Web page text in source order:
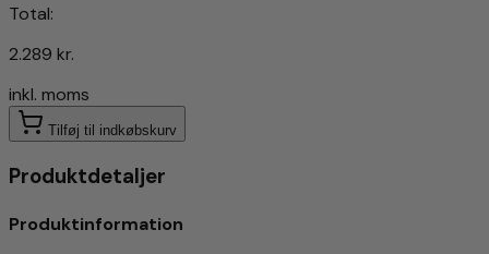
Total:
2.289 kr.
inkl. moms
Tilføj til indkøbskurv
Produktdetaljer
Produktinformation